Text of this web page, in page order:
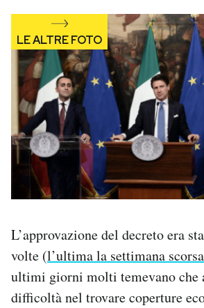
L’approvazione del decreto era
volte (l’ultima la settimana scorsa
ultimi giorni molti temevano che
difficoltà nel trovare coperture